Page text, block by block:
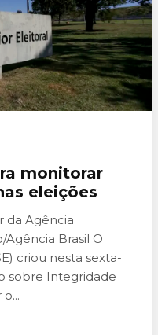
monitorar
eleições
da Agência
Brasil O
criou nesta sexta-
sobre Integridade